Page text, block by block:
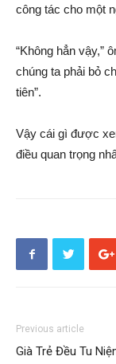
công tác cho một
“Không hẳn vậy,”
chúng ta phải bỏ
tiên”.
Vậy cái gì được
điều quan trọng
Previous article
Già Trẻ Đều Tu